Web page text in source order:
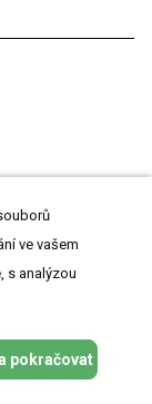
ve vašem
s analýzou
pokračovat